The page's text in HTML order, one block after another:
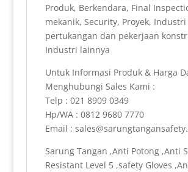
Produk, Berkendara, Final
mekanik, Security, Proyek, Industri
pertukangan dan pekerjaan
Industri lainnya
Untuk Informasi Produk & Harga
Menghubungi Sales Kami :
Telp : 021 8909 0349
Hp/WA : 0812 9680 7770
Email :
Sarung Tangan ,Anti Potong ,Anti
Resistant Level 5 ,safety Gloves